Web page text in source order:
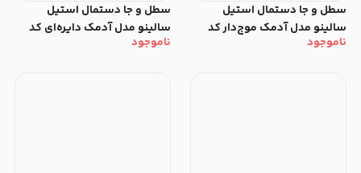
سطل‌ و جا دستمال استیل
سالینو مدل آدمک موج‌دار کد
SS-95355
ناموجود
سطل‌ و جا دستمال استیل
سالینو مدل آدمک دایره‌ای کد
SS-91315
ناموجود